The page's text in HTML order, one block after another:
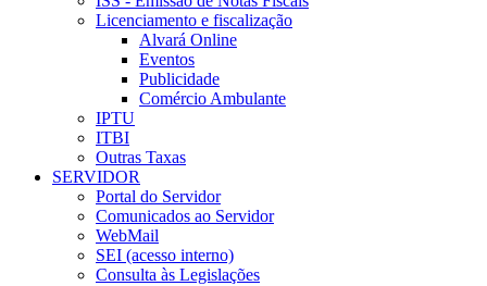
Licenciamento e fiscalização
Alvará Online
Eventos
Publicidade
Comércio Ambulante
IPTU
ITBI
Outras Taxas
SERVIDOR
Portal do Servidor
Comunicados ao Servidor
WebMail
SEI (acesso interno)
Consulta às Legislações